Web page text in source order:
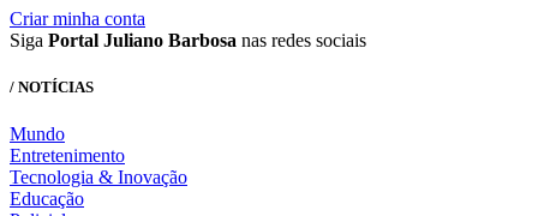
Criar minha conta
Siga Portal Juliano Barbosa nas redes sociais
/ NOTÍCIAS
Mundo
Entretenimento
Tecnologia & Inovação
Educação